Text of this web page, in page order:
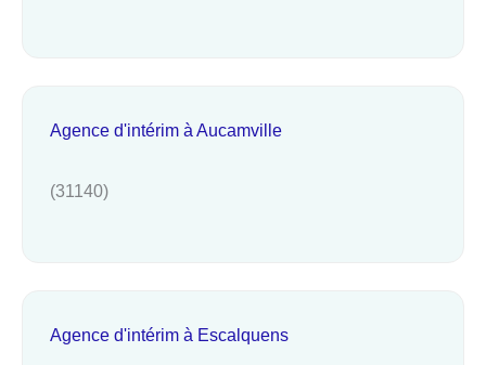
Agence d'intérim à Aucamville
(31140)
Agence d'intérim à Escalquens